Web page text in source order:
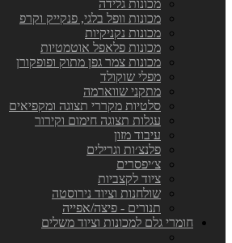
מכונות גלידה
מכונות וופל בלגי, פנקייק וקרפ
מכונות נקניקיות
מכונות פלאפל אוטמטיות
מכונות צמר גפן מתוק ופופקורן
מפלי שוקולד
מתקני שווארמה
סלטיות מקררי תצוגה ומקפיאים
עגלות תצוגה חימום וקירור
עיבוד מזון
פלנצ׳ות וגרילים
צ׳יפסרים
ציוד לקצביות
שולחנות וציוד נירוסטה
תנורים - פיצה/אפייה
חומרי גלם למכונות וציוד משלים